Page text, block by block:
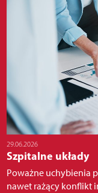
29.06.2026
Szpitalne układy
Poważne uchybienia
nawet rażący konflikt